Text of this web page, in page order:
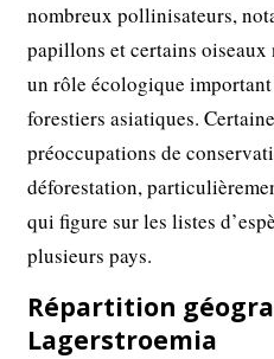
nombreux pollinisateurs,
papillons et certains
un rôle écologique important
forestiers asiatiques.
préoccupations de
déforestation,
qui figure sur les listes
plusieurs pays.
Répartition
Lagerstroemia